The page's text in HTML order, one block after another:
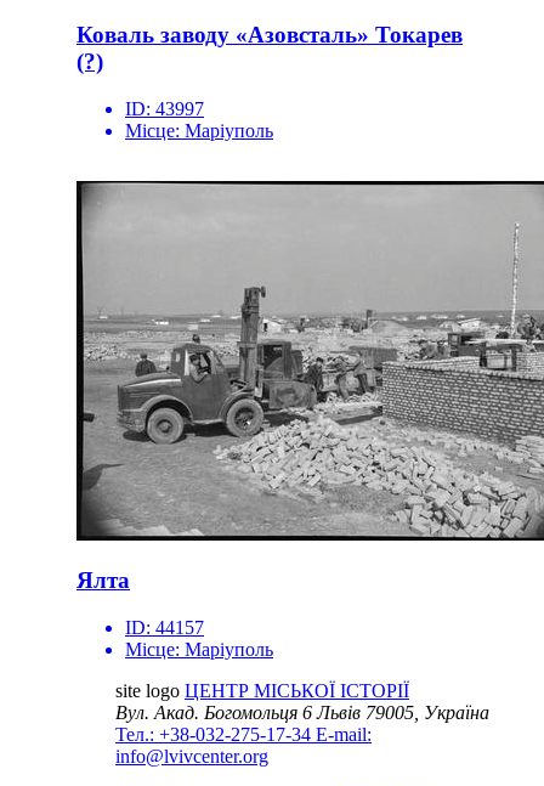
Коваль заводу «Азовсталь» Токарев
(?)
ID: 43997
Місце: Маріуполь
Ялта
ID: 44157
Місце: Маріуполь
site logo ЦЕНТР МІСЬКОЇ ІСТОРІЇ
Вул. Акад. Богомольця 6Львів 79005, Україна
Тел.: +38-032-275-17-34 E-mail:
info@lvivcenter.org